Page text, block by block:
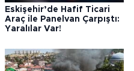
Eskişehir’de Hafif Ticari
Araç ile Panelvan Çarpıştı:
Yaralılar Var!